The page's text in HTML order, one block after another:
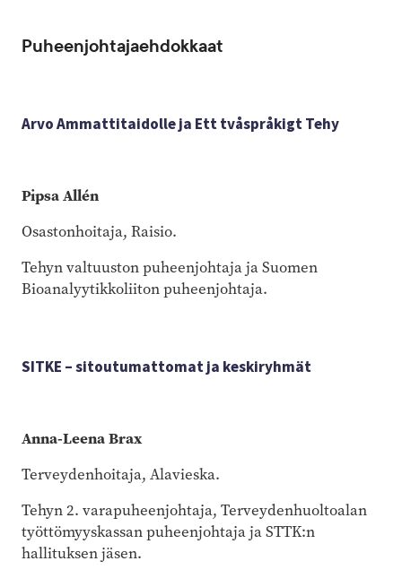
Puheenjohtajaehdokkaat
Arvo Ammattitaidolle ja Ett tvåspråkigt Tehy
Pipsa Allén
Osastonhoitaja, Raisio.
Tehyn valtuuston puheenjohtaja ja Suomen
Bioanalyytikkoliiton puheenjohtaja.
SITKE – sitoutumattomat ja keskiryhmät
Anna-Leena Brax
Terveydenhoitaja, Alavieska.
Tehyn 2. varapuheenjohtaja, Terveydenhuoltoalan
työttömyyskassan puheenjohtaja ja STTK:n
hallituksen jäsen.